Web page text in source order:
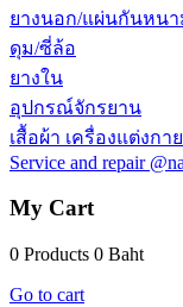
ยางนอก/แผ่นกันหน
ดุม/ซี่ล้อ
ยางใน
อุปกรณ์จักรยาน
เสื้อผ้า เครื่องแต่งกา
Service and repair
My Cart
0 Products 0 Baht
Go to cart